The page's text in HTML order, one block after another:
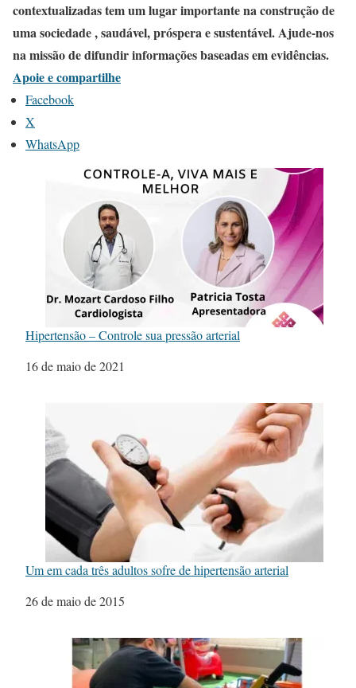
contextualizadas tem um lugar importante na construção de
uma sociedade , saudável, próspera e sustentável. Ajude-nos
na missão de difundir informações baseadas em evidências.
Apoie e compartilhe
Facebook
X
WhatsApp
Hipertensão – Controle sua pressão arterial
Data
16 de maio de 2021
Um em cada três adultos sofre de hipertensão arterial
Data
26 de maio de 2015